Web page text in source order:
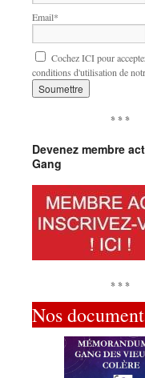
Email*
Cochez ICI pour
conditions d'utilisation de
* * *
Devenez membre
Gang
* * *
Nos